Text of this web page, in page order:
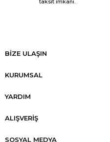
taksit imkanı.
BİZE ULAŞIN
KURUMSAL
YARDIM
ALIŞVERİŞ
SOSYAL MEDYA